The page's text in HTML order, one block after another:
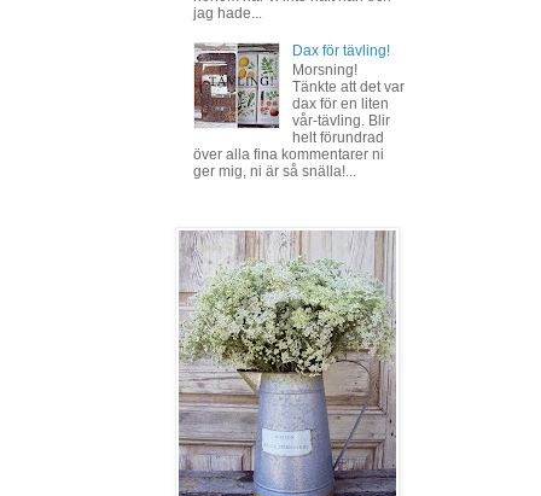
jag hade...
Dax för tävling!
Morsning!
Tänkte att det var
dax för en liten
vår-tävling. Blir
helt förundrad
över alla fina kommentarer ni
ger mig, ni är så snälla!...